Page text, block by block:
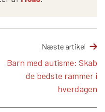
Næste artikel
Barn med autisme: Skab
de bedste rammer i
hverdagen